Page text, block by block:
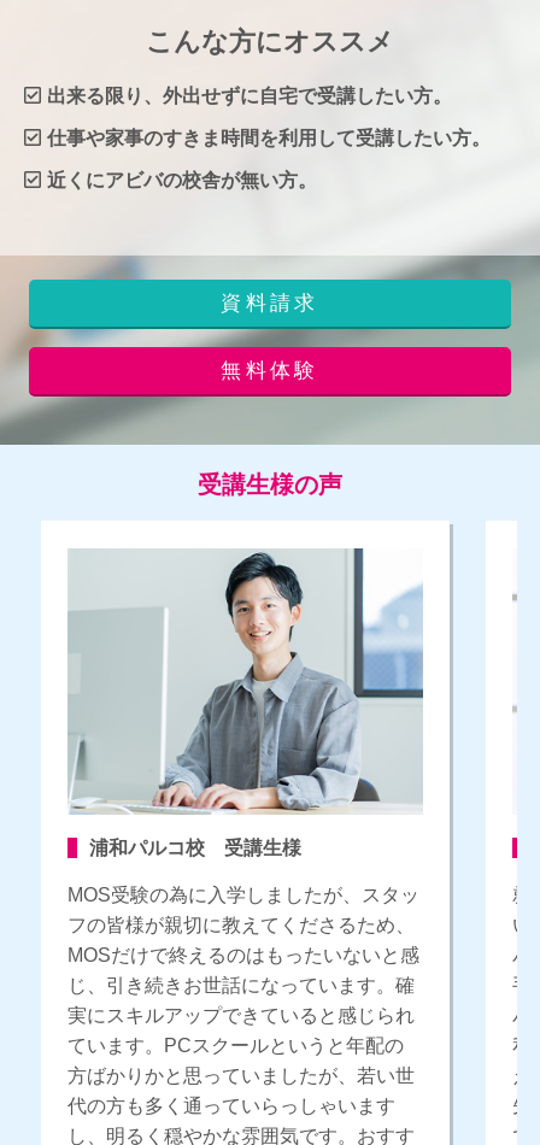
無料体験予約
資料請求
無料体験予約
資料請求
無料体験予約
こんな方にオススメ
出来る限り、外出せずに自宅で受講したい方。
仕事や家事のすきま時間を利用して受講したい方。
近くにアビバの校舎が無い方。
資料請求
無料体験
受講生様の声
浦和パルコ校 受講生様
MOS受験の為に入学しましたが、スタッ
フの皆様が親切に教えてくださるため、
MOSだけで終えるのはもったいないと感
じ、引き続きお世話になっています。確
実にスキルアップできていると感じられ
ています。PCスクールというと年配の
方ばかりかと思っていましたが、若い世
代の方も多く通っていらっしゃいます
し、明るく穏やかな雰囲気です。おすす
就
い
パ
手
パ
私
え
先
で